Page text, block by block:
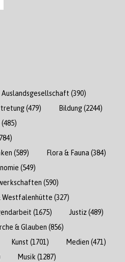
Auslandsgesellschaft (390)
(479) Bildung(2244)
(485)
(589) Flora & Fauna (384)
(549)
(590)
Westfalenhütte (327)
(1675) Justiz(489)
& Glauben (856)
Kunst (1701) Medien (471)
Musik (1287)